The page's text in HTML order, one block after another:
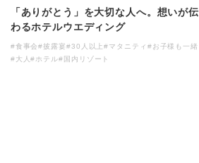
「ありがとう」を大切な人へ。想いが伝
わるホテルウエディング
#食事会#披露宴#30人以上#マタニティ #お子様も一緒
#大人#ホテル#国内リゾート